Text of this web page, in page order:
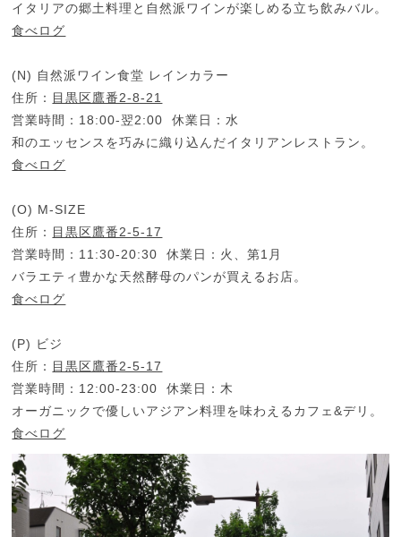
イタリアの郷土料理と自然派ワインが楽しめる立ち飲みバル。
食べログ
(N) 自然派ワイン食堂 レインカラー
住所： 目黒区鷹番2-8-21
営業時間：18:00-翌2:00 休業日：水
和のエッセンスを巧みに織り込んだイタリアンレストラン。
食べログ
(O) M-SIZE
住所： 目黒区鷹番2-5-17
営業時間：11:30-20:30 休業日：火、第1月
バラエティ豊かな天然酵母のパンが買えるお店。
食べログ
(P) ビジ
住所： 目黒区鷹番2-5-17
営業時間：12:00-23:00 休業日：木
オーガニックで優しいアジアン料理を味わえるカフェ&デリ。
食べログ